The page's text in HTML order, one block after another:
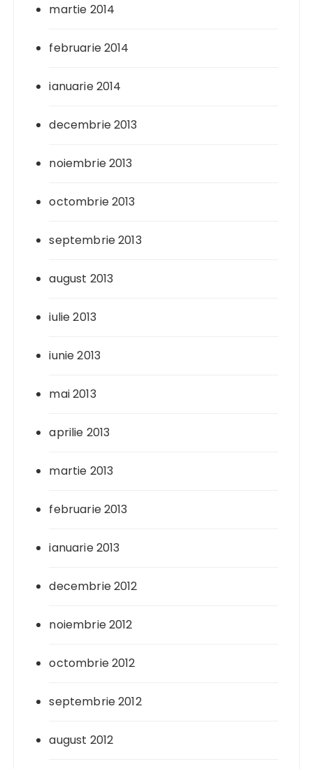
martie 2014
februarie 2014
ianuarie 2014
decembrie 2013
noiembrie 2013
octombrie 2013
septembrie 2013
august 2013
iulie 2013
iunie 2013
mai 2013
aprilie 2013
martie 2013
februarie 2013
ianuarie 2013
decembrie 2012
noiembrie 2012
octombrie 2012
septembrie 2012
august 2012